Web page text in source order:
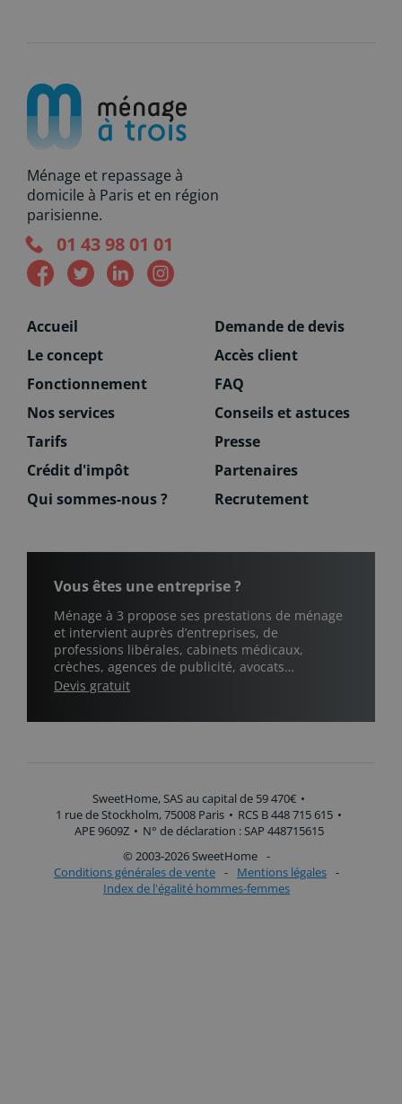
Ménage et repassage à
domicile à Paris et en région
parisienne.
01 43 98 01 01
Accueil
Le concept
Fonctionnement
Nos services
Tarifs
Crédit d'impôt
Qui sommes-nous ?
Demande de devis
Accès client
FAQ
Conseils et astuces
Presse
Partenaires
Recrutement
Vous êtes une entreprise ?
Ménage à 3 propose ses prestations de ménage
et intervient auprès d’entreprises, de
professions libérales, cabinets médicaux,
crèches, agences de publicité, avocats…
Devis gratuit
SweetHome, SAS au capital de 59 470€ •
1 rue de Stockholm, 75008 Paris • RCS B 448 715 615 •
APE 9609Z • N° de déclaration : SAP 448715615
© 2003-2026 SweetHome -
Conditions générales de vente - Mentions légales -
Index de l'égalité hommes-femmes